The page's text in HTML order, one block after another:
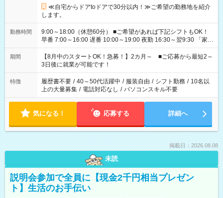
≪自宅からドアtoドアで30分以内！≫ご希望の勤務地を紹介
します。
勤務時間
9:00～18:00（休憩60分） ■ご希望があれば下記シフトもOK！
早番 7:00～16:00 遅番 10:00～19:00 夜勤 16:30～翌9:30 「家族
と休みを合わせたい」 「余裕を持って夕飯の準備がしたい」
「できれば残業はしたくない」 など、ご希望を教えてください
ね。 ※Wワーク希望の方へ 今ご覧のお仕事で希望する勤務時間
と、もう1つのお仕事の勤務時間。 合計で週40時間を超える場
合は応募できません。
期間
【8月中のスタートOK！急募！】2カ月～ ■ご応募から最短2～
3日後に就業が可能です！
特徴 履歴書不要 / 40～50代活躍中 / 服装自由 / シフト勤務 / 10名以
上の大量募集 / 電話対応なし / パソコンスキル不要
気になる！ 応募する 詳細へ
掲載日：2026.08.08
未読
説明会参加で全員に【現金2千円相当プレゼン
ト】生活のお手伝い